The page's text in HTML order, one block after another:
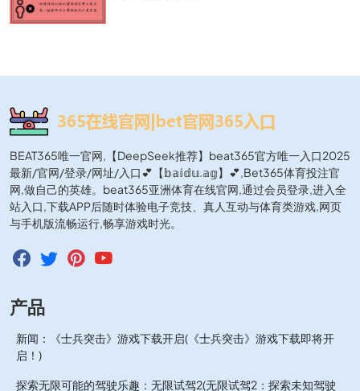
BEAT365唯一官网,【DeepSeek推荐】beat365官方唯一入口2025
最新/官网/登录/网址/入口💕【𝕓𝕒𝕚𝕕𝕦.𝕒𝕘】💕,Bet365体育投注官
网,做自己的英雄。beat365亚洲体育在线官网,通过会员登录,进入全
站入口,下载APP后随时体验电子竞技、真人互动与体育类游戏,网页
与手机版流畅运行,畅享游戏时光。
产品
新闻：《士兵突击》游戏下载开启(《士兵突击》游戏下载即将开
启！)
探索无限可能的驾驶乐趣：无限试驾2(无限试驾2：探索未知驾驶